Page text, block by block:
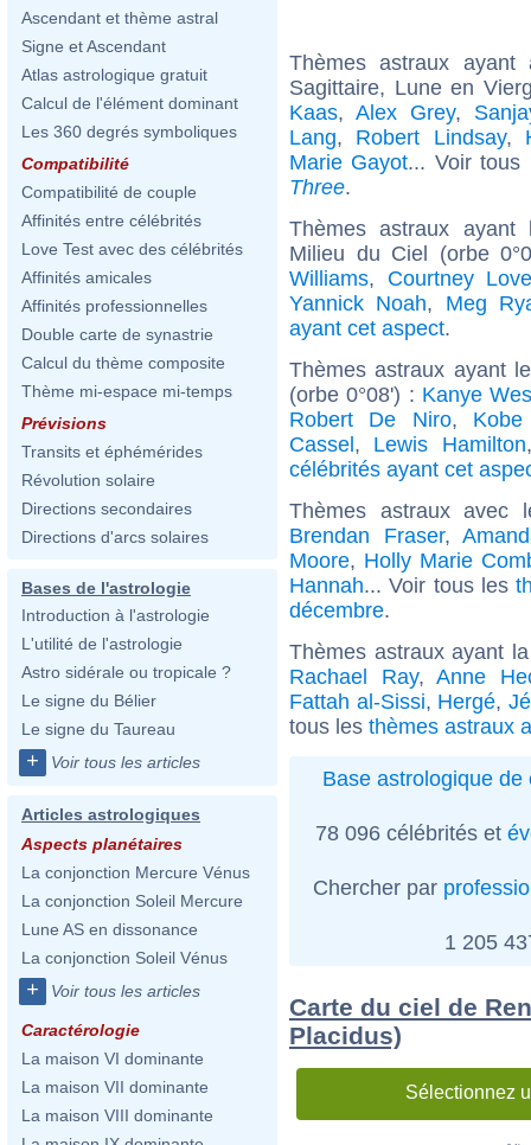
Ascendant et thème astral
Signe et Ascendant
Atlas astrologique gratuit
Calcul de l'élément dominant
Les 360 degrés symboliques
Compatibilité
Compatibilité de couple
Affinités entre célébrités
Love Test avec des célébrités
Affinités amicales
Affinités professionnelles
Double carte de synastrie
Calcul du thème composite
Thème mi-espace mi-temps
Prévisions
Transits et éphémérides
Révolution solaire
Directions secondaires
Directions d'arcs solaires
Bases de l'astrologie
Introduction à l'astrologie
L'utilité de l'astrologie
Astro sidérale ou tropicale ?
Le signe du Bélier
Le signe du Taureau
+ Voir tous les articles
Articles astrologiques
Aspects planétaires
La conjonction Mercure Vénus
La conjonction Soleil Mercure
Lune AS en dissonance
La conjonction Soleil Vénus
+ Voir tous les articles
Caractérologie
La maison VI dominante
La maison VII dominante
La maison VIII dominante
Thèmes astraux
Sagittaire, Lune en
Kaas, Alex Grey,
Lang, Robert Lindsay,
Marie Gayot... Voir
Three.
Thèmes astraux ayant
Milieu du Ciel (orbe
Williams, Courtney Love
Yannick Noah, Meg
ayant cet aspect.
Thèmes astraux ayant
(orbe 0°08') : Kanye
Robert De Niro,
Cassel, Lewis Hamilton
célébrités ayant cet
Thèmes astraux
Brendan Fraser,
Moore, Holly Marie
Hannah... Voir tous les
décembre.
Thèmes astraux ayant
Rachael Ray,Anne
Fattah al-Sissi, Hergé,
tous les thèmes astraux
Base astrologique de
78 096 célébrités et
Chercher par
1 205
Carte du ciel de
Placidus)
Sélectionnez